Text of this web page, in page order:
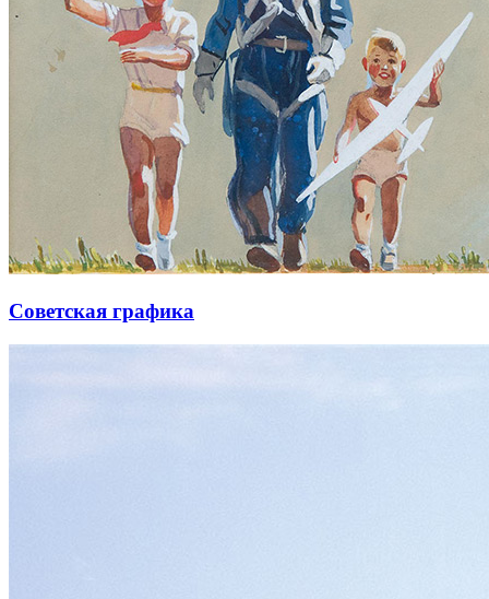
Советская графика